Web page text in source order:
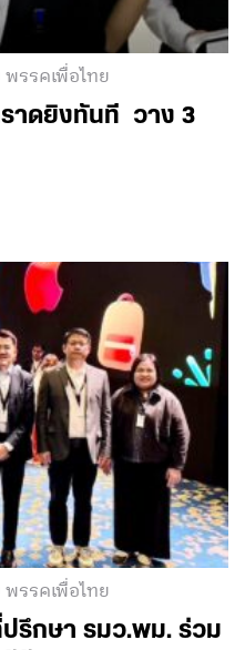
พรรคเพื่อไทย
ราดยิงทันที วาง 3
พรรคเพื่อไทย
ปรึกษา รมว.พม. ร่วม